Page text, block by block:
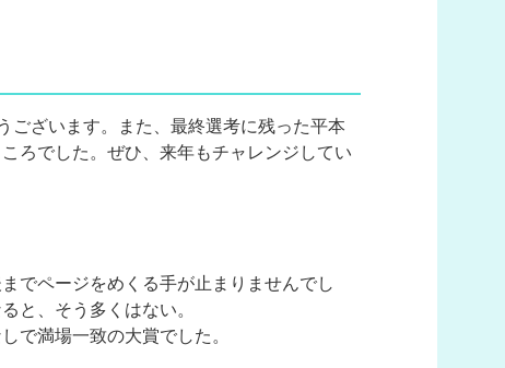
ございます。また、最終選考に残った平本
ろでした。ぜひ、来年もチャレンジしてい
でページをめくる手が止まりませんでし
と、そう多くはない。
で満場一致の大賞でした。